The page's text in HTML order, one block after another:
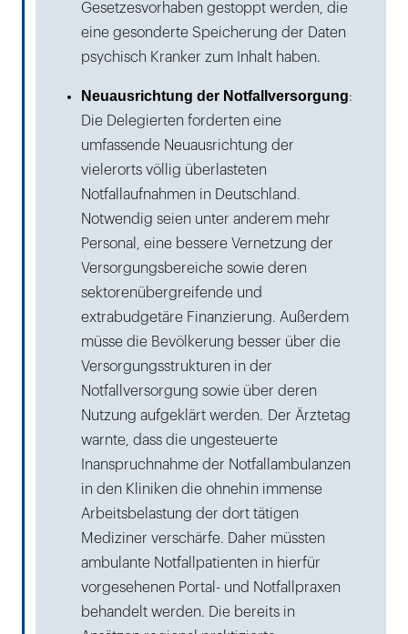
Gesetzesvorhaben gestoppt werden, die
eine gesonderte Speicherung der Daten
psychisch Kranker zum Inhalt haben.
Neuausrichtung der Notfallversorgung:
Die Delegierten forderten eine
umfassende Neuausrichtung der
vielerorts völlig überlasteten
Notfallaufnahmen in Deutschland.
Notwendig seien unter anderem mehr
Personal, eine bessere Vernetzung der
Versorgungsbereiche sowie deren
sektorenübergreifende und
extrabudgetäre Finanzierung. Außerdem
müsse die Bevölkerung besser über die
Versorgungsstrukturen in der
Notfallversorgung sowie über deren
Nutzung aufgeklärt werden. Der Ärztetag
warnte, dass die ungesteuerte
Inanspruchnahme der Notfallambulanzen
in den Kliniken die ohnehin immense
Arbeitsbelastung der dort tätigen
Mediziner verschärfe. Daher müssten
ambulante Notfallpatienten in hierfür
vorgesehenen Portal- und Notfallpraxen
behandelt werden. Die bereits in